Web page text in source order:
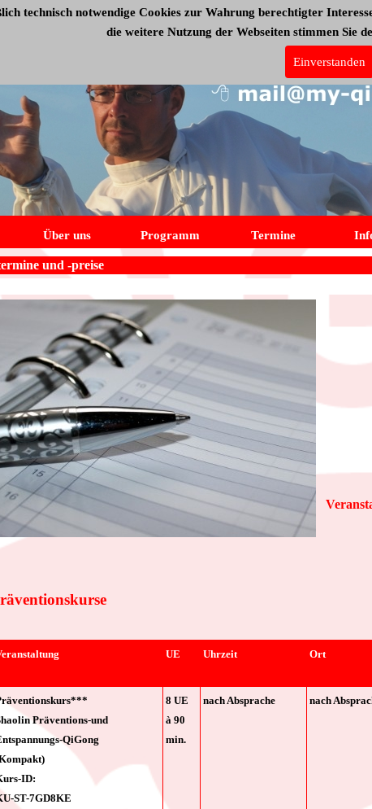
technisch notwendige Cookies zur Wahrung berechtigter
die weitere Nutzung der Webseiten stimmen Sie
Einverstanden
Über uns Programm Termine
und -preise
UE Uhrzeit Ort
Präventions-und
QiGong
ID:
ST-7GD8KE
8 UE
à 90
min.
nach Absprache nach